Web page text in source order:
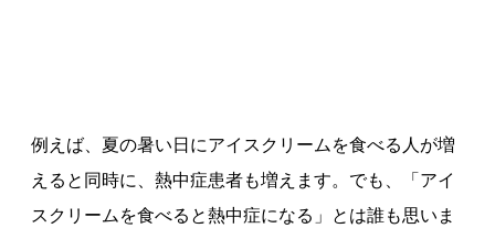
例えば、夏の暑い日にアイスクリームを食べる人が増
えると同時に、熱中症患者も増えます。でも、「アイ
スクリームを食べると熱中症になる」とは誰も思いま